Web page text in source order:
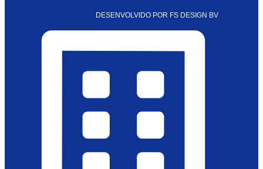
DESENVOLVIDO POR FS DESIGN BV